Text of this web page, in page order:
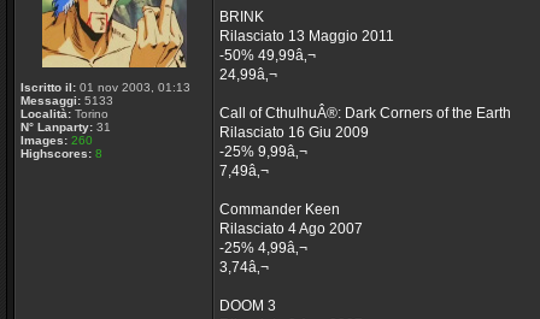
Iscritto il: 01 nov 2003, 01:13
Messaggi: 5133
Località: Torino
N° Lanparty: 31
Images: 260
Highscores: 8
BRINK
Rilasciato 13 Maggio 2011
-50% 49,99â‚¬
24,99â‚¬
Call of CthulhuÂ®: Dark Corners of the Earth
Rilasciato 16 Giu 2009
-25% 9,99â‚¬
7,49â‚¬
Commander Keen
Rilasciato 4 Ago 2007
-25% 4,99â‚¬
3,74â‚¬
DOOM 3